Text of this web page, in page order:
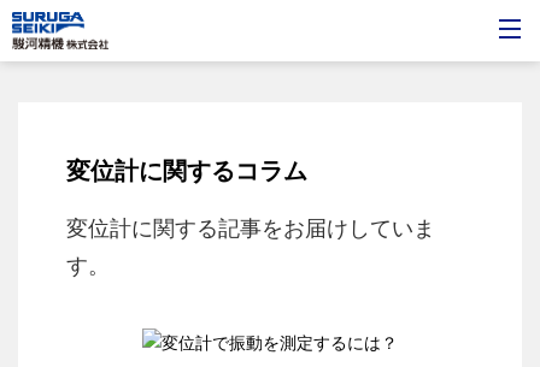
変位計に関するコラム
変位計に関する記事をお届けしていま
す。